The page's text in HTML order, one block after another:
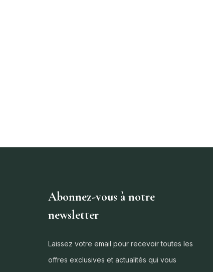
Abonnez-vous à notre
newsletter
Laissez votre email pour recevoir toutes les
offres exclusives et actualités qui vous